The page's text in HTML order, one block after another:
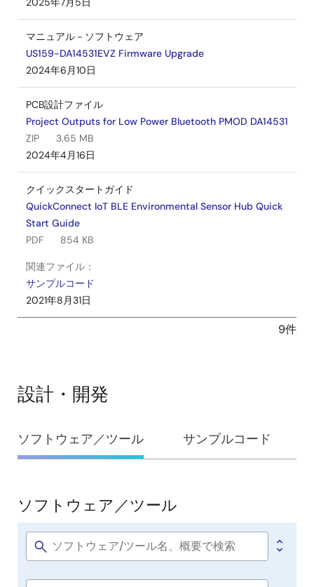
マニュアル－ソフトウェア
US159-DA14531EVZ Firmware Upgrade
2024年6月10日
PCB設計ファイル
Project Outputs for Low Power Bluetooth PMOD DA14531
ZIP
3.65 MB
2024年4月16日
クイックスタートガイド
QuickConnect IoT BLE Environmental Sensor Hub Quick
Start Guide
PDF
854 KB
関連ファイル：
サンプルコード
2021年8月31日
9件
設計・開発
設
計・
発
ソフトウェア／ツール サンプルコード
ソ
フ
ト
ウ
ソフトウェア／ツール
Software